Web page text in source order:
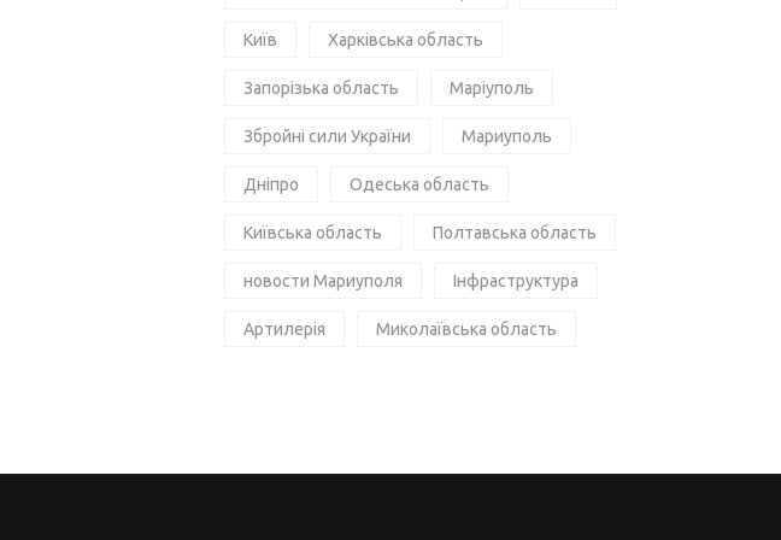
Київ Харківська область
Запорізька область Маріуполь
Збройні сили України Мариуполь
Дніпро Одеська область
Київська область Полтавська область
новости Мариуполя Інфраструктура
Артилерія Миколаївська область